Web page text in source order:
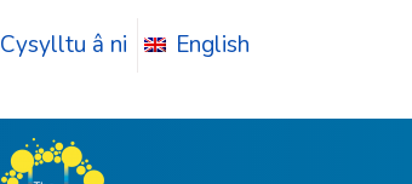
Cysylltu â ni English